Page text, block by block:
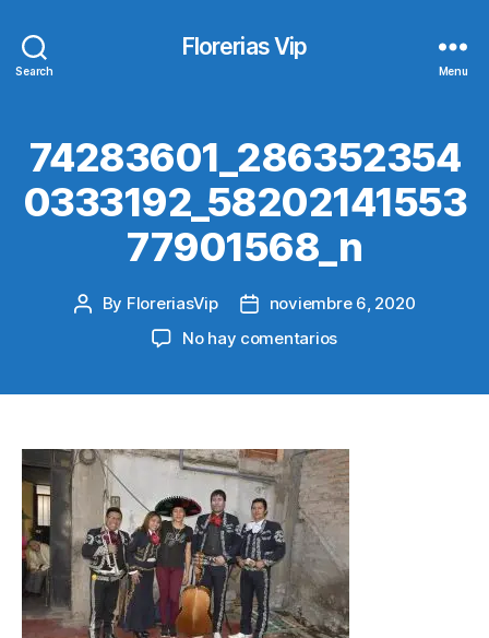
Search
Florerias Vip
Menu
74283601_286352354
0333192_58202141553
77901568_n
Post
By FloreriasVip
Postnoviembre 6, 2020
No hay comentariosen